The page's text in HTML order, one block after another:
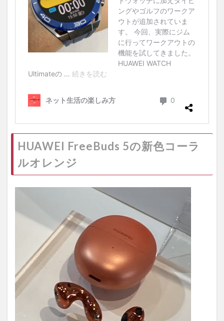
HUAWEI FreeBuds 5の新色コーラ
ルオレンジ